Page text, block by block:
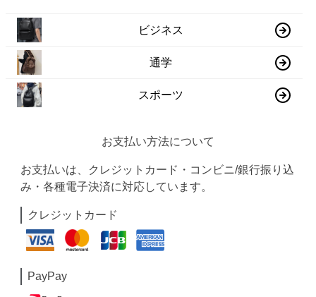
ビジネス
通学
スポーツ
お支払い方法について
お支払いは、クレジットカード・コンビニ/銀行振り込
み・各種電子決済に対応しています。
クレジットカード
PayPay